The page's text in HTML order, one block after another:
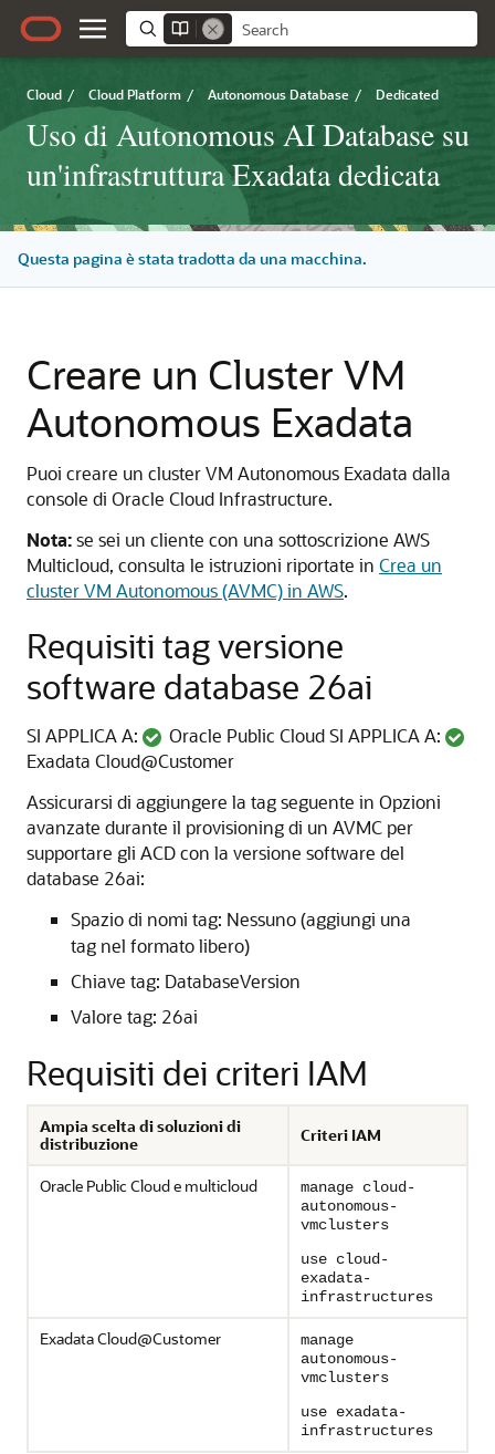
Cloud / Cloud Platform / Autonomous Database / Dedicated
Uso di Autonomous AI Database su
un'infrastruttura Exadata dedicata
Questa pagina è stata tradotta da una macchina.
Creare un Cluster VM
Autonomous Exadata
Puoi creare un cluster VM Autonomous Exadata dalla
console di Oracle Cloud Infrastructure.
Nota:se sei un cliente con una sottoscrizione AWS
Multicloud, consulta le istruzioni riportate in Crea un
cluster VM Autonomous (AVMC) in AWS.
Requisiti tag versione
software database 26ai
SI APPLICA A:
Oracle Public Cloud SI APPLICA A:
Exadata Cloud@Customer
Assicurarsi di aggiungere la tag seguente in Opzioni
avanzate durante il provisioning di un AVMC per
supportare gli ACD con la versione software del
database 26ai:
Spazio di nomi tag: Nessuno (aggiungi una
tag nel formato libero)
Chiave tag: DatabaseVersion
Valore tag: 26ai
Requisiti dei criteri IAM
Ampia scelta di soluzioni di
distribuzione
Criteri IAM
Oracle Public Cloud e multicloud
manage cloud-
autonomous-
vmclusters
use cloud-
exadata-
infrastructures
Exadata Cloud@Customer
manage
autonomous-
vmclusters
use exadata-
infrastructures